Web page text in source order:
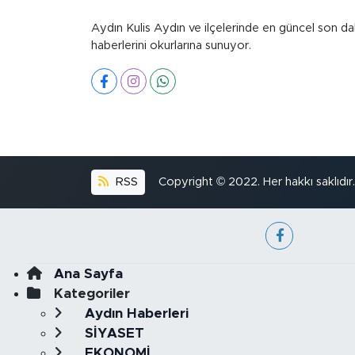
Aydın Kulis Aydın ve ilçelerinde en güncel son
haberlerini okurlarına sunuyor.
RSS Copyright © 2022. Her hakkı saklıdır.
Ana Sayfa
Kategoriler
Aydın Haberleri
SİYASET